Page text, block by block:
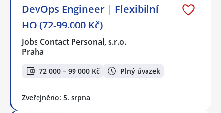
DevOps Engineer | Flexibilní
HO (72-99.000 Kč)
Jobs Contact Personal, s.r.o.
Praha
72 000 – 99 000 Kč Plný úvazek
Zveřejněno: 5. srpna